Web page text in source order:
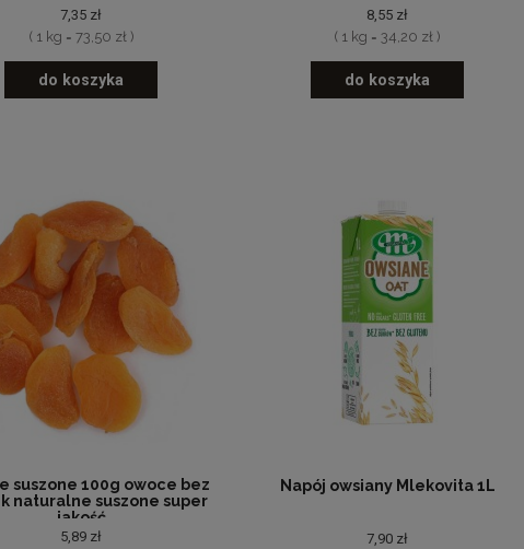
7,35 zł
( 1 kg = 73,50 zł )
do koszyka
8,55 zł
( 1 kg = 34,20 zł )
do koszyka
suszone 100g owoce bez
naturalne suszone super
jakość
5,89 zł
Napój owsiany Mlekovita 1L
7,90 zł